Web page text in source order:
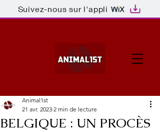
Suivez-nous sur l'appli
BELGIQUE : UN PROCÈS
Animal1st
21 avr. 2023 2 min de lecture